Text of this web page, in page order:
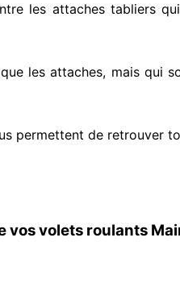
les attaches tabliers
les attaches, mais qui
permettent de retrouver
vos volets roulants